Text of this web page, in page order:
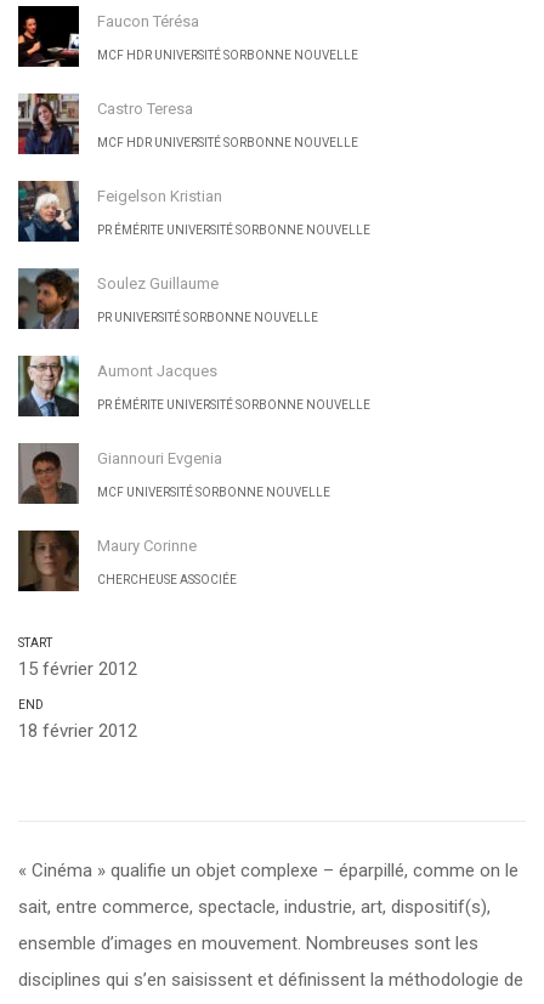
Faucon Térésa
MCF HDR UNIVERSITÉ SORBONNE NOUVELLE
Castro Teresa
MCF HDR UNIVERSITÉ SORBONNE NOUVELLE
Feigelson Kristian
PR ÉMÉRITE UNIVERSITÉ SORBONNE NOUVELLE
Soulez Guillaume
PR UNIVERSITÉ SORBONNE NOUVELLE
Aumont Jacques
PR ÉMÉRITE UNIVERSITÉ SORBONNE NOUVELLE
Giannouri Evgenia
MCF UNIVERSITÉ SORBONNE NOUVELLE
Maury Corinne
CHERCHEUSE ASSOCIÉE
START
15 février 2012
END
18 février 2012
« Cinéma » qualifie un objet complexe – éparpillé, comme on le
sait, entre commerce, spectacle, industrie, art, dispositif(s),
ensemble d’images en mouvement. Nombreuses sont les
disciplines qui s’en saisissent et définissent la méthodologie de